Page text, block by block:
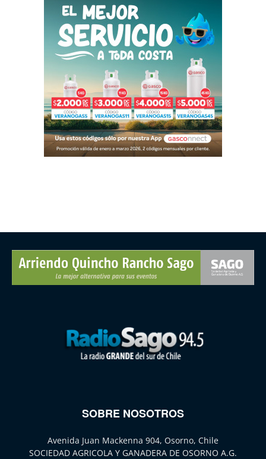
SOBRE NOSOTROS
Avenida Juan Mackenna 904, Osorno, Chile
SOCIEDAD AGRICOLA Y GANADERA DE OSORNO A.G.